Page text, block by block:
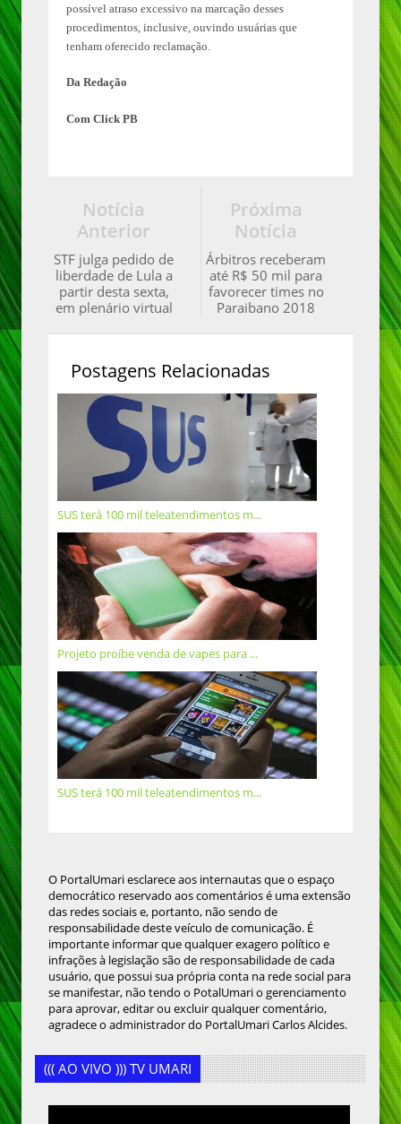
possível atraso excessivo na marcação desses
procedimentos, inclusive, ouvindo usuárias que
tenham oferecido reclamação.
Da Redação
Com Click PB
Próxima
Notícia
Árbitros receberam
até R$ 50 mil para
favorecer times no
Paraibano 2018
Notícia
Anterior
STF julga pedido de
liberdade de Lula a
partir desta sexta,
em plenário virtual
Postagens Relacionadas
SUS terá 100 mil teleatendimentos m...
Projeto proíbe venda de vapes para ...
SUS terá 100 mil teleatendimentos m...
O PortalUmari esclarece aos internautas que o espaço
democrático reservado aos comentários é uma extensão
das redes sociais e, portanto, não sendo de
responsabilidade deste veículo de comunicação. É
importante informar que qualquer exagero político e
infrações à legislação são de responsabilidade de cada
usuário, que possui sua própria conta na rede social para
se manifestar, não tendo o PotalUmari o gerenciamento
para aprovar, editar ou excluir qualquer comentário,
agradece o administrador do PortalUmari Carlos Alcides.
((( AO VIVO ))) TV UMARI